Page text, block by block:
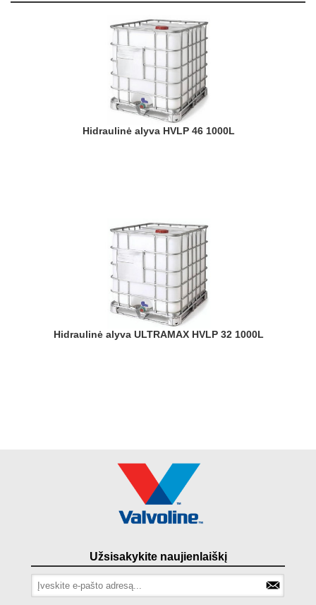
Hidraulinė alyva HVLP 46 1000L
Hidraulinė alyva ULTRAMAX HVLP 32 1000L
Užsisakykite naujienlaiškį